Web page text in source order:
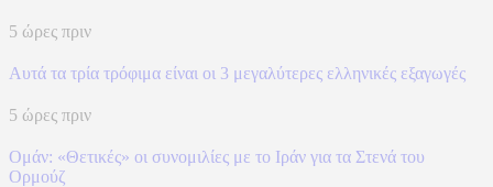
5 ώρες πριν
Αυτά τα τρία τρόφιμα είναι οι 3 μεγαλύτερες ελληνικές εξαγωγές
5 ώρες πριν
Ομάν: «Θετικές» οι συνομιλίες με το Ιράν για τα Στενά του
Ορμούζ